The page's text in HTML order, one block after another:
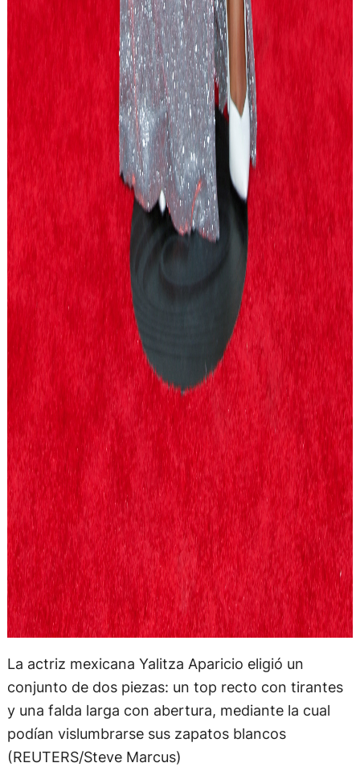
La actriz mexicana Yalitza Aparicio eligió un
conjunto de dos piezas: un top recto con tirantes
y una falda larga con abertura, mediante la cual
podían vislumbrarse sus zapatos blancos
(REUTERS/Steve Marcus)